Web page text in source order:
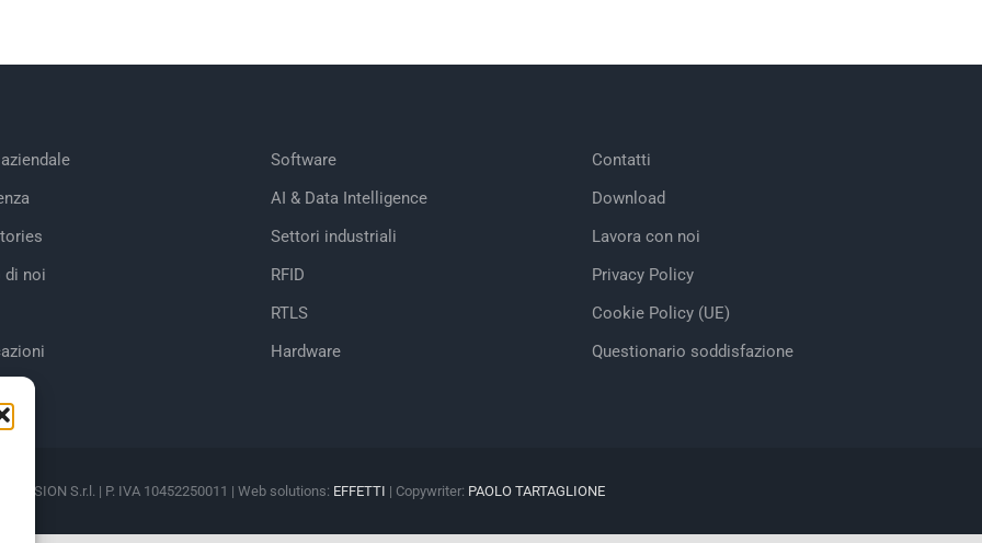
di noi
Software
AI & Data Intelligence
Settori industriali
RFID
RTLS
Hardware
Contatti
Download
Lavora con noi
Privacy Policy
Cookie Policy (UE)
Questionario soddisfazione
VISION S.r.l. | P. IVA 10452250011 | Web solutions: EFFETTI | Copywriter: PAOLO TARTAGLIONE